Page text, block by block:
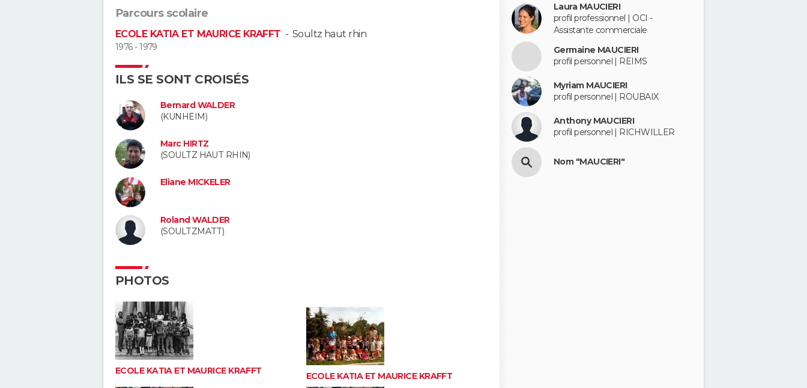
Parcours scolaire
ECOLE KATIA ET MAURICE KRAFFT - Soultz haut rhin
1976 - 1979
ILS SE SONT CROISÉS
Bernard WALDER
(KUNHEIM)
Marc HIRTZ
(SOULTZ HAUT RHIN)
Eliane MICKELER
Roland WALDER
(SOULTZMATT)
PHOTOS
ECOLE KATIA ET MAURICE KRAFFT ECOLE KATIA ET MAURICE KRAFFT
Laura MAUCIERI
profil professionnel | OCI -
Assistante commerciale
Germaine MAUCIERI
profil personnel | REIMS
Myriam MAUCIERI
profil personnel | ROUBAIX
Anthony MAUCIERI
profil personnel | RICHWILLER
Nom "MAUCIERI"